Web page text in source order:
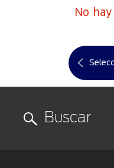
–
Ford app
No